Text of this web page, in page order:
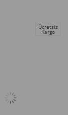
Ücretsiz
Kargo